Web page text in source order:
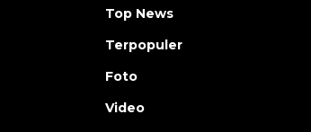
Top News
Terpopuler
Foto
Video